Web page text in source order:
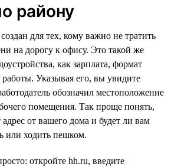
району
для тех, кому важно не тратить
на дорогу к офису. Это такой же
как зарплата, формат
Указывая его, вы увидите
обозначил местоположение
помещения. Так проще понять,
адрес от вашего дома и будет ли вам
или ходить пешком.
откройте hh.ru, введите